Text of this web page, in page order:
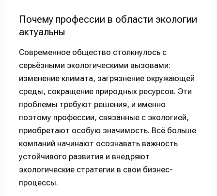
Почему профессии в области экологии
актуальны
Современное общество столкнулось с
серьёзными экологическими вызовами:
изменение климата, загрязнение окружающей
среды, сокращение природных ресурсов. Эти
проблемы требуют решения, и именно
поэтому профессии, связанные с экологией,
приобретают особую значимость. Всё больше
компаний начинают осознавать важность
устойчивого развития и внедряют
экологические стратегии в свои бизнес-
процессы.